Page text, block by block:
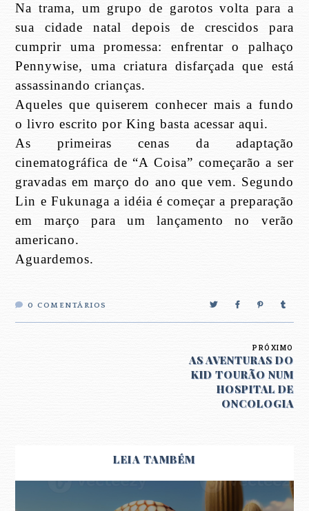
Na trama, um grupo de garotos volta para a
sua cidade natal depois de crescidos para
cumprir uma promessa: enfrentar o palhaço
Pennywise, uma criatura disfarçada que está
assassinando crianças.
Aqueles que quiserem conhecer mais a fundo
o livro escrito por King basta acessar aqui.
As primeiras cenas da adaptação
cinematográfica de “A Coisa” começarão a ser
gravadas em março do ano que vem. Segundo
Lin e Fukunaga a idéia é começar a preparação
em março para um lançamento no verão
americano.
Aguardemos.
0 COMENTÁRIOS
PRÓXIMO
AS AVENTURAS DO
KID TOURÃO NUM
HOSPITAL DE
ONCOLOGIA
LEIA TAMBÉM